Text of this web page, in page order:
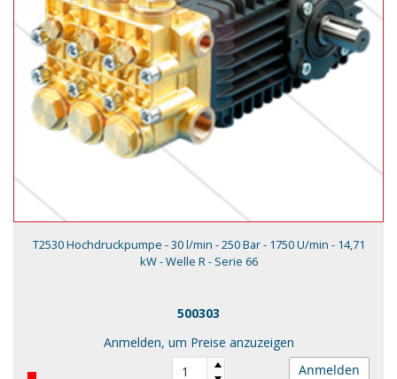
T2530 Hochdruckpumpe - 30 l/min - 250 Bar - 1750 U/min - 14,71
kW - Welle R - Serie 66
500303
Anmelden, um Preise anzuzeigen
Anmelden